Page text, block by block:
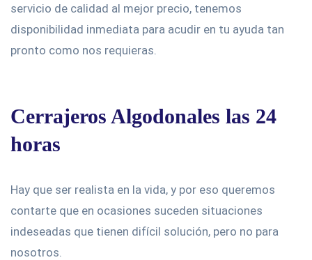
servicio de calidad al mejor precio, tenemos
disponibilidad inmediata para acudir en tu ayuda tan
pronto como nos requieras.
Cerrajeros Algodonales las 24
horas
Hay que ser realista en la vida, y por eso queremos
contarte que en ocasiones suceden situaciones
indeseadas que tienen difícil solución, pero no para
nosotros.